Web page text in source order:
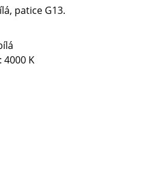
patice G13.
K